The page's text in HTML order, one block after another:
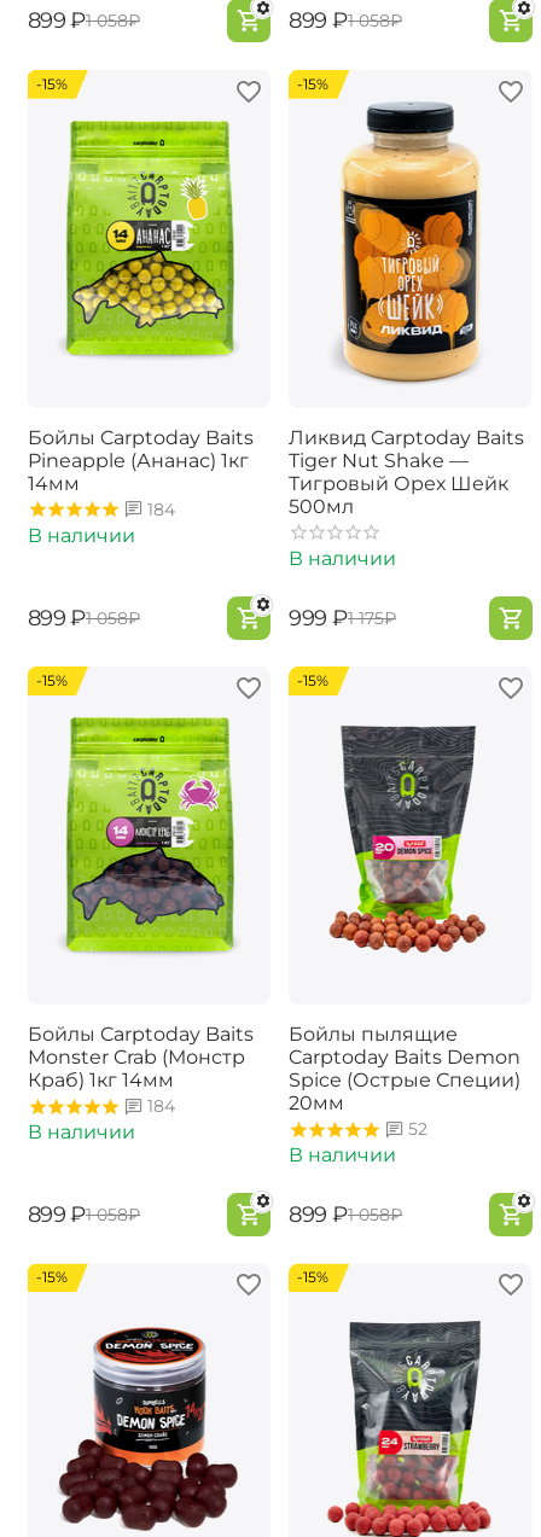
‍899‍ ₽‍1 058‍₽ ‍899‍ ₽‍1 058‍₽
-15%
Бойлы Carptoday Baits
Pineapple (Ананас) 1кг
14мм
184
В наличии
‍899‍ ₽‍1 058‍₽
-15%
Ликвид Carptoday Baits
Tiger Nut Shake —
Тигровый Орех Шейк
500мл
В наличии
‍999‍ ₽‍1 175‍₽
-15%
Бойлы Carptoday Baits
Monster Crab (Монстр
Краб) 1кг 14мм
184
В наличии
‍899‍ ₽‍1 058‍₽
-15%
Бойлы пылящие
Carptoday Baits Demon
Spice (Острые Специи)
20мм
52
В наличии
‍899‍ ₽‍1 058‍₽
-15% -15%